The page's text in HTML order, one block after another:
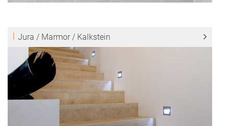
Jura / Marmor / Kalkstein